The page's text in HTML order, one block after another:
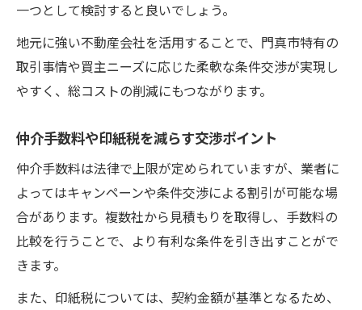
印紙税や登記費用を節約する交渉ポイント
戸建売却時に見落としがちな費用項目紹介
戸建売却で手出し費用ゼロを目指す戦略
戸建売却で実質手出しゼロを実現する流れ
ント
手出し費用を抑えるための交渉術と注意点
ゼロ円売却に近づける具体的な実践方法
一つとして検討すると良いでしょう。
地元に強い不動産会社を活用することで、門真市特有の
取引事情や買主ニーズに応じた柔軟な条件交渉が実現し
やすく、総コストの削減にもつながります。
仲介手数料や印紙税を減らす交渉ポイント
仲介手数料は法律で上限が定められていますが、業者に
よってはキャンペーンや条件交渉による割引が可能な場
合があります。複数社から見積もりを取得し、手数料の
比較を行うことで、より有利な条件を引き出すことがで
きます。
また、印紙税については、契約金額が基準となるため、